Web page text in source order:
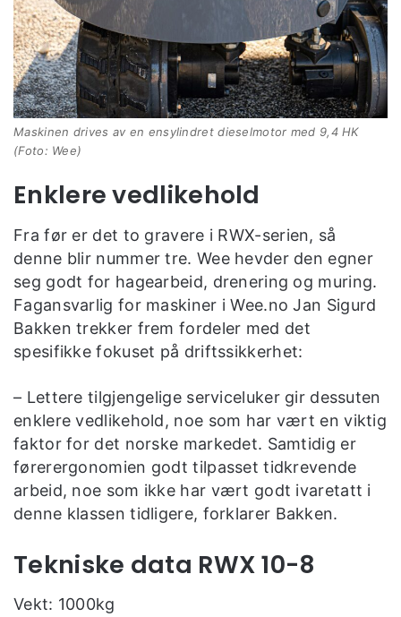
Maskinen drives av en ensylindret dieselmotor med 9,4 HK
(Foto: Wee)
Enklere vedlikehold
Fra før er det to gravere i RWX-serien, så
denne blir nummer tre. Wee hevder den egner
seg godt for hagearbeid, drenering og muring.
Fagansvarlig for maskiner i Wee.no Jan Sigurd
Bakken trekker frem fordeler med det
spesifikke fokuset på driftssikkerhet:
– Lettere tilgjengelige serviceluker gir dessuten
enklere vedlikehold, noe som har vært en viktig
faktor for det norske markedet. Samtidig er
førerergonomien godt tilpasset tidkrevende
arbeid, noe som ikke har vært godt ivaretatt i
denne klassen tidligere, forklarer Bakken.
Tekniske data RWX 10-8
Vekt: 1000kg